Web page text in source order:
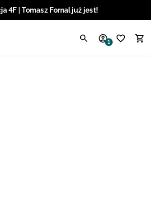
4F | Tomasz Fornal już jest!
1